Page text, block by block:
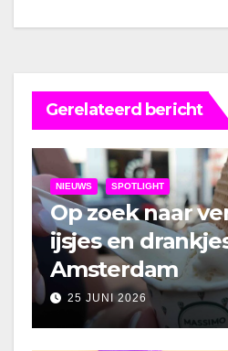
Gerelateerd bericht
NIEUWS SPOTLIGHT
Op zoek naar
ijsjes en
Amsterdam
25 JUNI 2026